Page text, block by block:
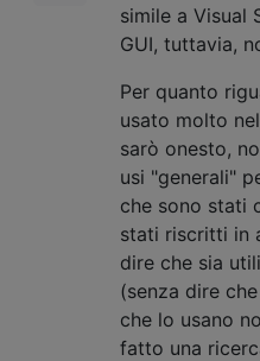
simile a Visual
GUI, tuttavia,
Per quanto
usato molto
sarò onesto,
usi "generali"
che sono stati
stati riscritti in
dire che sia
(senza dire
che lo usano
fatto una